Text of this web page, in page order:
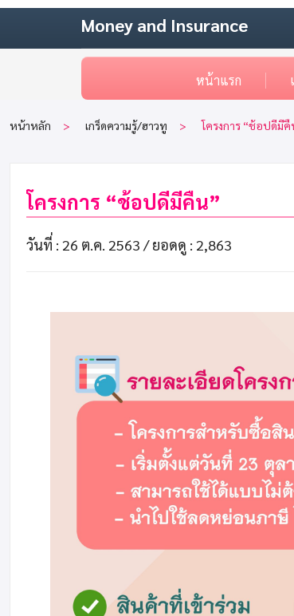
Money and Insurance
หน้าแรก
หน้าหลัก เกร็ดความรู้/ฮาวทู โครงการ “ช้อปดีมีคื
โครงการ “ช้อปดีมีคืน”
วันที่ : 26 ต.ค. 2563 / ยอดดู : 2,863